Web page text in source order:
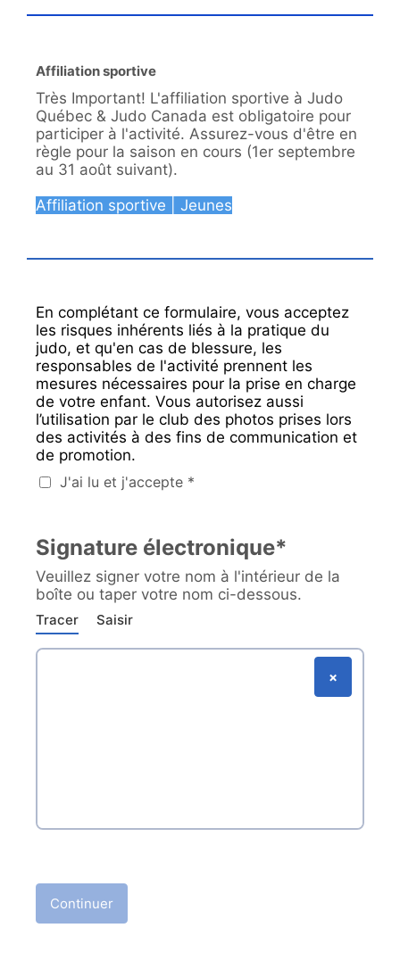
Affiliation sportive
Très Important! L'affiliation sportive à Judo
Québec & Judo Canada est obligatoire pour
participer à l'activité. Assurez-vous d'être en
règle pour la saison en cours (1er septembre
au 31 août suivant).
Affiliation sportive | Jeunes
En complétant ce formulaire, vous acceptez
les risques inhérents liés à la pratique du
judo, et qu'en cas de blessure, les
responsables de l'activité prennent les
mesures nécessaires pour la prise en charge
de votre enfant. Vous autorisez aussi
l’utilisation par le club des photos prises lors
des activités à des fins de communication et
de promotion.
J'ai lu et j'accepte *
Signature électronique*
Veuillez signer votre nom à l'intérieur de la
boîte ou taper votre nom ci-dessous.
Tracer Saisir
×
Continuer